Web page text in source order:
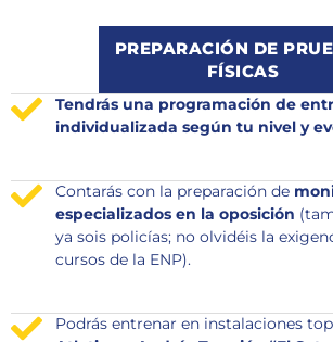
PREPARACIÓN DE
FÍSICAS
Tendrás una programación de
individualizada según tu nivel y
Contarás con la preparación de
especializados en la oposición
ya sois policías; no olvidéis la
cursos de la ENP).
Podrás entrenar en instalaciones